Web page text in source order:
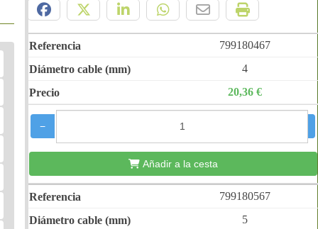
799180467
4
20,36 €
−
Añadir a la cesta
799180567
5